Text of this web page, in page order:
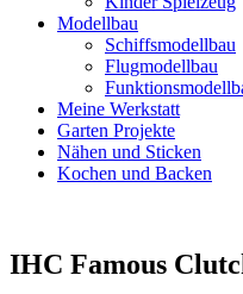
Modellbau
Schiffsmodellbau
Flugmodellbau
Meine Werkstatt
Garten Projekte
Nähen und Sticken
Kochen und Backen
IHC Famous